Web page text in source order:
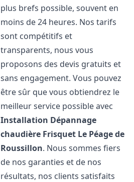
plus brefs possible, souvent en
moins de 24 heures. Nos tarifs
sont compétitifs et
transparents, nous vous
proposons des devis gratuits et
sans engagement. Vous pouvez
être sûr que vous obtiendrez le
meilleur service possible avec
Installation Dépannage
chaudière Frisquet Le Péage de
Roussillon. Nous sommes fiers
de nos garanties et de nos
résultats, nos clients satisfaits